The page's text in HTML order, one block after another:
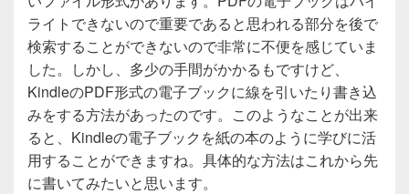
ライトできないので重要であると思われる部分を後で
検索することができないので非常に不便を感じていま
した。しかし、多少の手間がかかるもですけど、
KindleのPDF形式の電子ブックに線を引いたり書き込
みをする方法があったのです。このようなことが出来
ると、Kindleの電子ブックを紙の本のように学びに活
用することができますね。具体的な方法はこれから先
に書いてみたいと思います。